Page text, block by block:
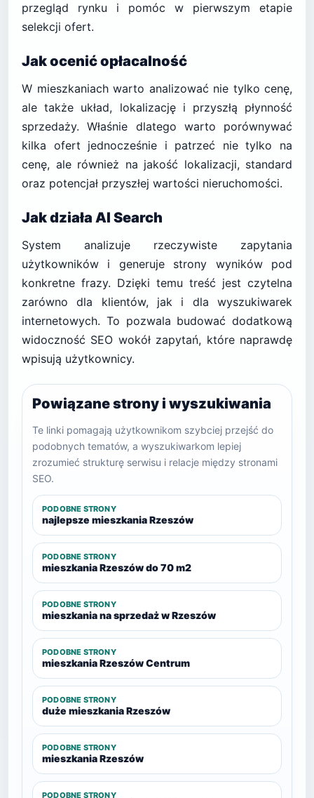
przegląd rynku i pomóc w pierwszym etapie
selekcji ofert.
Jak ocenić opłacalność
W mieszkaniach warto analizować nie tylko cenę,
ale także układ, lokalizację i przyszłą płynność
sprzedaży. Właśnie dlatego warto porównywać
kilka ofert jednocześnie i patrzeć nie tylko na
cenę, ale również na jakość lokalizacji, standard
oraz potencjał przyszłej wartości nieruchomości.
Jak działa AI Search
System analizuje rzeczywiste zapytania
użytkowników i generuje strony wyników pod
konkretne frazy. Dzięki temu treść jest czytelna
zarówno dla klientów, jak i dla wyszukiwarek
internetowych. To pozwala budować dodatkową
widoczność SEO wokół zapytań, które naprawdę
wpisują użytkownicy.
Powiązane strony i wyszukiwania
Te linki pomagają użytkownikom szybciej przejść do
podobnych tematów, a wyszukiwarkom lepiej
zrozumieć strukturę serwisu i relacje między stronami
SEO.
PODOBNE STRONY
najlepsze mieszkania Rzeszów
PODOBNE STRONY
mieszkania Rzeszów do 70 m2
PODOBNE STRONY
mieszkania na sprzedaż w Rzeszów
PODOBNE STRONY
mieszkania Rzeszów Centrum
PODOBNE STRONY
duże mieszkania Rzeszów
PODOBNE STRONY
mieszkania Rzeszów
PODOBNE STRONY